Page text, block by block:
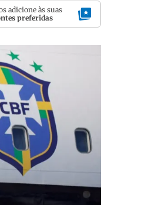
adicione às suas
preferidas